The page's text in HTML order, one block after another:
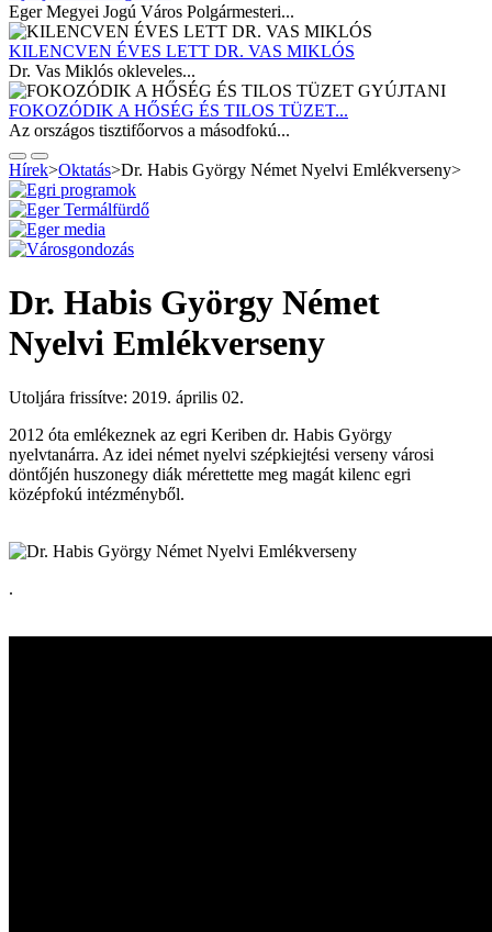
Eger Megyei Jogú Város Polgármesteri...
KILENCVEN ÉVES LETT DR. VAS MIKLÓS
Dr. Vas Miklós okleveles...
FOKOZÓDIK A HŐSÉG ÉS TILOS TÜZET...
Az országos tisztifőorvos a másodfokú...
Hírek>Oktatás>Dr. Habis György Német Nyelvi Emlékverseny>
Dr. Habis György Német
Nyelvi Emlékverseny
Utoljára frissítve: 2019. április 02.
2012 óta emlékeznek az egri Keriben dr. Habis György
nyelvtanárra. Az idei német nyelvi szépkiejtési verseny városi
döntőjén huszonegy diák mérettette meg magát kilenc egri
középfokú intézményből.
.